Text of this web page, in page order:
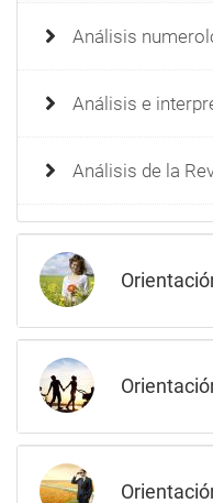
Análisis
Análisis e
Análisis de la